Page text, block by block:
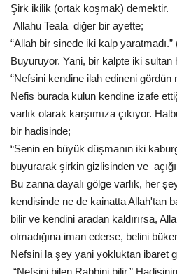
Şirk ikilik (ortak koşmak) demektir.
Allahu Teala diğer bir ayette;
“Allah bir sinede iki kalp
Buyuruyor. Yani, bir kalpte iki
“Nefsini kendine ilah edineni gördün
Nefis burada kulun kendine izafe
varlık olarak karşımıza çıkıyor.
bir hadisinde;
“Senin en büyük düşmanın iki
buyurarak şirkin gizlisinden ve
Bu zanna dayalı gölge varlık, her
kendisinde ne de kainatta Allah'tan
bilir ve kendini aradan kaldırırsa,
olmadığına iman ederse, belini
Nefsini la şey yani yokluktan ibaret
“Nefsini bilen Rabbini bilir.”